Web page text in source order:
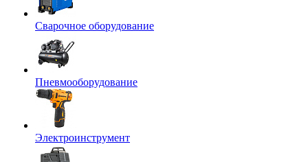
Сварочное оборудование
Пневмооборудование
Электроинструмент